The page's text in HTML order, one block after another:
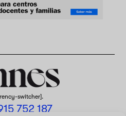
switcher].
752 187